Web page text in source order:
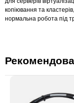
копіювання та
нормальна робота під